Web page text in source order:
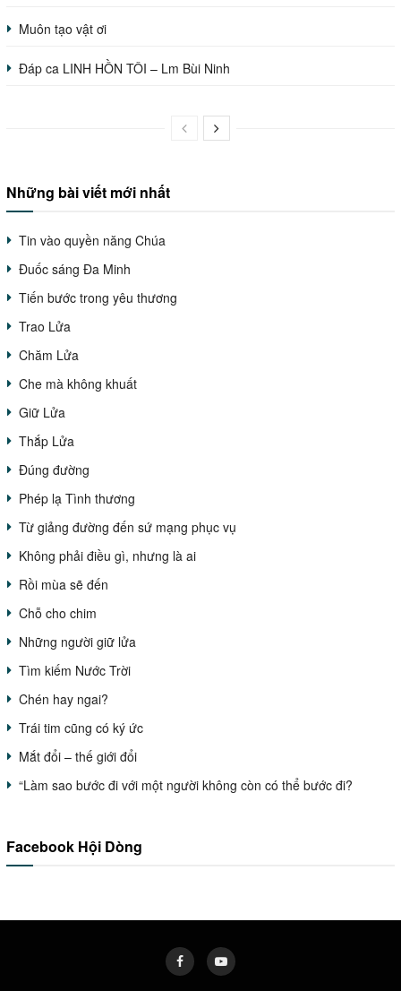
Muôn tạo vật ơi
Đáp ca LINH HỒN TÔI – Lm Bùi Ninh
Những bài viết mới nhất
Tin vào quyền năng Chúa
Đuốc sáng Đa Minh
Tiến bước trong yêu thương
Trao Lửa
Chăm Lửa
Che mà không khuất
Giữ Lửa
Thắp Lửa
Đúng đường
Phép lạ Tình thương
Từ giảng đường đến sứ mạng phục vụ
Không phải điều gì, nhưng là ai
Rồi mùa sẽ đến
Chỗ cho chim
Những người giữ lửa
Tìm kiếm Nước Trời
Chén hay ngai?
Trái tim cũng có ký ức
Mắt đổi – thế giới đổi
“Làm sao bước đi với một người không còn có thể bước đi?
Facebook Hội Dòng